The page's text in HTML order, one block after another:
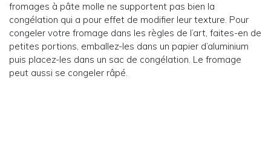
fromages à pâte molle ne supportent pas bien la
congélation qui a pour effet de modifier leur texture. Pour
congeler votre fromage dans les règles de l’art, faites-en de
petites portions, emballez-les dans un papier d’aluminium
puis placez-les dans un sac de congélation. Le fromage
peut aussi se congeler râpé.